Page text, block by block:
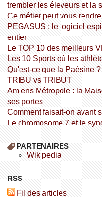
trembler les éleveurs et la
Ce métier peut vous
PEGASUS : le logiciel espion qui fait trembler le Monde
entier
Le TOP 10 des meilleurs
Les 10 Sports où les
Qu'est-ce que la Paésine ?
TRIBU vs TRIBUT
Amiens Métropole : la Maison Médicale de Camon ferme
ses portes
Comment faisait-on avant
Le chromosome 7 et le
PARTENAIRES
wikipedia
RSS
Fil des articles